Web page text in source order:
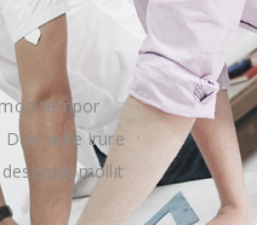
tempor
aute irure
mollit